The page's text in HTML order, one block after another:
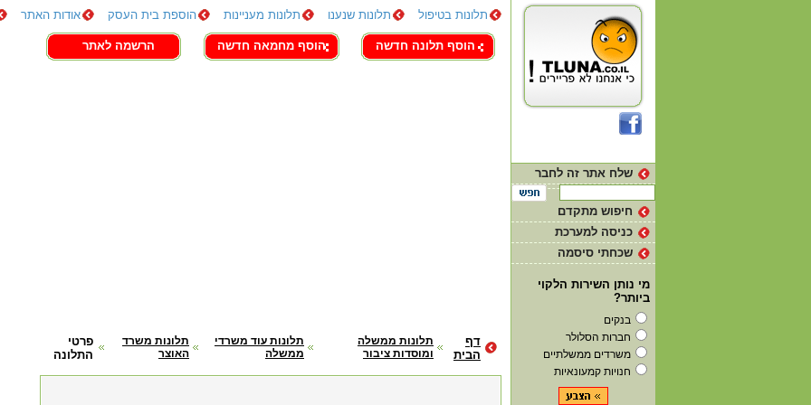
תלונות בטיפול תלונות שנענו תלונות מעניינות הוספת בית העסק אודות האתר
צור קשר
הוסף תלונה חדשה הוסף מחמאה חדשה הרשמה לאתר
פרטי
התלונה
תלונות משרד
האוצר
תלונות עוד משרדי
ממשלה
תלונות ממשלה
ומוסדות ציבור
דף
הבית
שלח אתר זה לחבר
חיפוש מתקדם
כניסה למערכת
שכחתי סיסמה
מי נותן השירות הלקוי
ביותר?
בנקים
חברות הסלולר
משרדים ממשלתיים
חנויות קמעונאיות